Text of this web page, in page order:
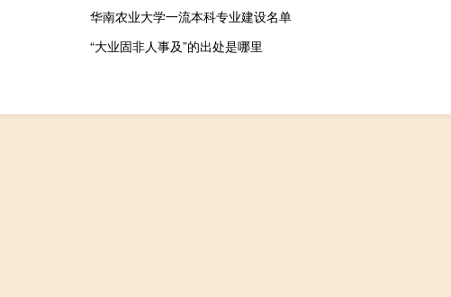
华南农业大学一流本科专业建设名单
“大业固非人事及”的出处是哪里